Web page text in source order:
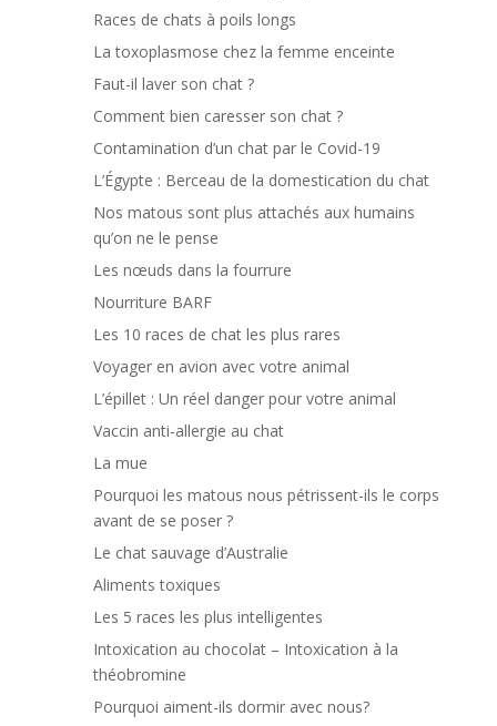
Races de chats à poils longs
La toxoplasmose chez la femme enceinte
Faut-il laver son chat ?
Comment bien caresser son chat ?
Contamination d’un chat par le Covid-19
L’Égypte : Berceau de la domestication du chat
Nos matous sont plus attachés aux humains
qu’on ne le pense
Les nœuds dans la fourrure
Nourriture BARF
Les 10 races de chat les plus rares
Voyager en avion avec votre animal
L’épillet : Un réel danger pour votre animal
Vaccin anti-allergie au chat
La mue
Pourquoi les matous nous pétrissent-ils le corps
avant de se poser ?
Le chat sauvage d’Australie
Aliments toxiques
Les 5 races les plus intelligentes
Intoxication au chocolat – Intoxication à la
théobromine
Pourquoi aiment-ils dormir avec nous?